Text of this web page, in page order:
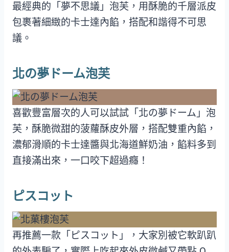
最經典的「夢不思議」泡芙，用酥脆的千層派皮
包裹著細緻的卡士達內餡，搭配和諧得不可思
議。
北の夢ドーム泡芙
喜歡豐富層次的人可以試試「北の夢ドーム」泡
芙，酥脆微甜的菠蘿酥皮外層，搭配雙重內餡，
濃郁滑順的卡士達醬與北海道鮮奶油，餡料多到
直接滿出來，一口咬下超過癮！
ピスコット
再推薦一款「ピスコット」，大家別被它軟趴趴